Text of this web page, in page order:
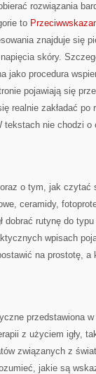
rozwiązania
to
znajduje się
skóry.
procedura
pojawiają się
realnie zakładać po
nie chodzi o
o tym, jak czytać
ceramidy,
rutynę do
wpisach
na prostotę, a
przedstawiona w
z użyciem igły,
związanych z
jakie są